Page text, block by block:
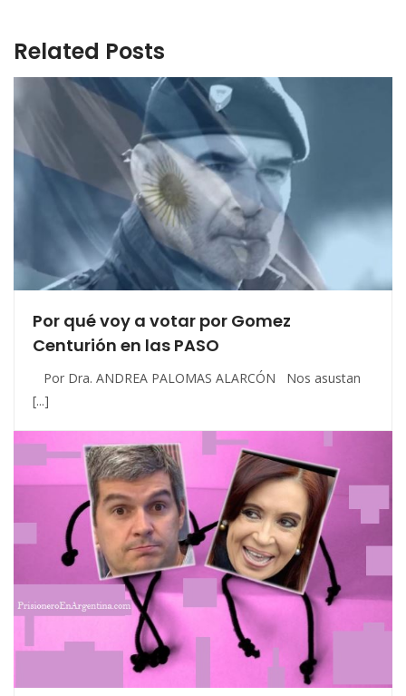
Related Posts
Por qué voy a votar por Gomez
Centurión en las PASO
Por Dra. ANDREA PALOMAS ALARCÓN Nos asustan
[...]